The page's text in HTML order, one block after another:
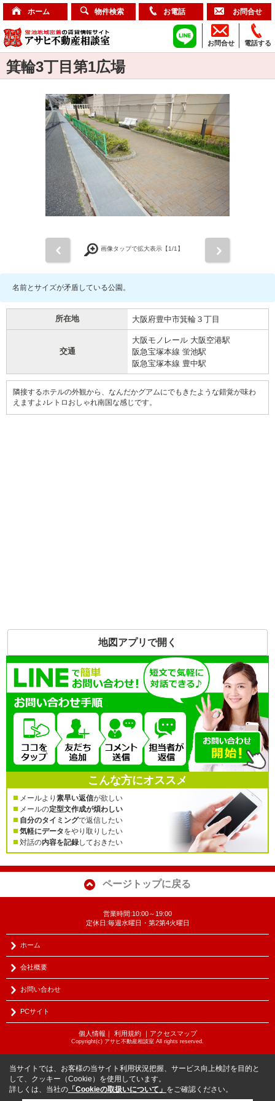
ホーム 物件検索 お電話 お問合せ
電話する
お問合せ
箕輪3丁目第1広場
画像タップで拡大表示【1/1】
名前とサイズが矛盾している公園。
所在地 大阪府豊中市箕輪３丁目
交通
大阪モノレール 大阪空港駅
阪急宝塚本線 蛍池駅
阪急宝塚本線 豊中駅
隣接するホテルの外観から、なんだかグアムにでもきたような錯覚が味わ
えますよ♪レトロおしゃれ南国な感じです。
地図アプリで開く
こんな方にオススメ
メールより 素早い返信が欲しい
メールの定型文作成が煩わしい
自分のタイミングで返信したい
気軽にデータをやり取りしたい
対話の内容を記録しておきたい
ページトップに戻る
営業時間:10:00～19:00
定休日:毎週水曜日・第2第4火曜日
ホーム
会社概要
お問い合わせ
PCサイト
個人情報 ｜ 利用規約｜ アクセスマップ
Copyright(c) アサヒ不動産相談室 All rights reserved.
当サイトでは、お客様の当サイト利用状況把握、サービス向上検討を目的と
して、クッキー（Cookie）を使用しています。
詳しくは、当社の 「Cookieの取扱いについて」 をご確認ください。